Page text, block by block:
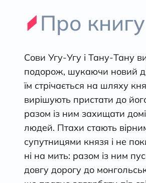
Про книгу
Сови Угу-Угу і Тану-Тану
подорож, шукаючи новий
їм стрічається на шляху
вирішують пристати до
разом із ним захищати
людей. Птахи стають
супутницями князя і не
ні на мить: разом із ним
довгу дорогу до